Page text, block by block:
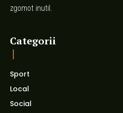
zgomot inutil.
Categorii
Sport
Local
Social